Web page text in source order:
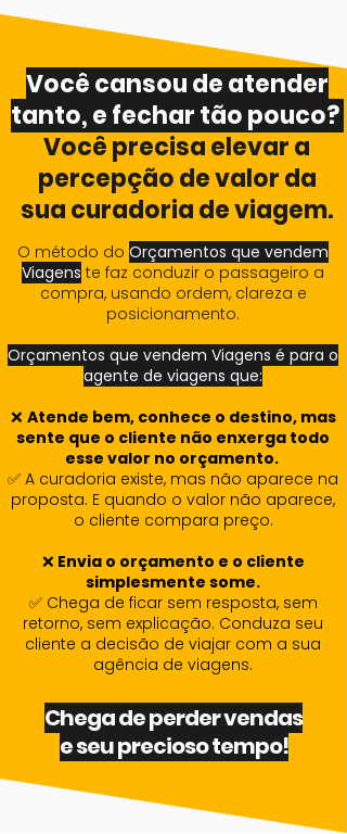
Você cansou de atender
tanto, e fechar tão pouco?
Você precisa elevar a
percepção de valor da
sua curadoria de viagem.
O método do Orçamentos que vendem
Viagens te faz conduzir o passageiro a
compra, usando ordem, clareza e
posicionamento.
Orçamentos que vendem Viagens é para o
agente de viagens que:
❌ Atende bem, conhece o destino, mas
sente que o cliente não enxerga todo
esse valor no orçamento.
✅ A curadoria existe, mas não aparece na
proposta. E quando o valor não aparece,
o cliente compara preço.
❌ Envia o orçamento e o cliente
simplesmente some.
✅ Chega de ficar sem resposta, sem
retorno, sem explicação. Conduza seu
cliente a decisão de viajar com a sua
agência de viagens.
Chega de perder vendas
e seu precioso tempo!